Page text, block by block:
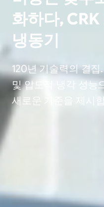
화하다,
냉동기
120년 기술력의 결
및 압도적 냉각 성능
새로운 기준을 제시